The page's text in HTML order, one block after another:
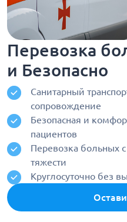
Перевозка
и Безопасно
Санитарный
сопровождение
Безопасная и
пациентов
Перевозка больных
тяжести
Круглосуточно без